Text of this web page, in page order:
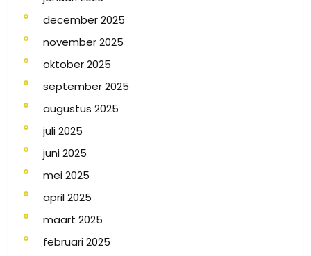
december 2025
november 2025
oktober 2025
september 2025
augustus 2025
juli 2025
juni 2025
mei 2025
april 2025
maart 2025
februari 2025